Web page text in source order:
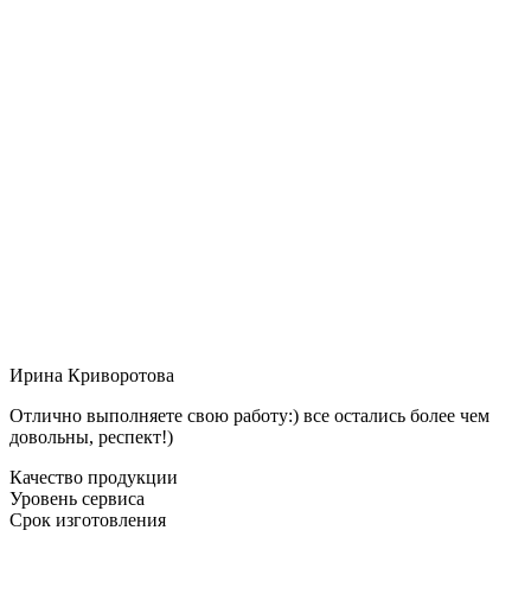
Ирина Криворотова
Отлично выполняете свою работу:) все остались более чем
довольны, респект!)
Качество продукции
Уровень сервиса
Срок изготовления